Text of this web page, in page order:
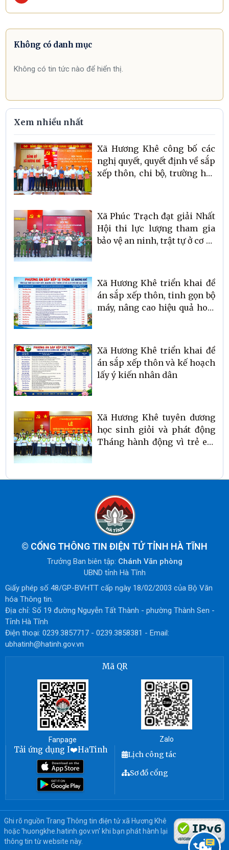
Không có danh mục
Không có tin tức nào để hiển thị.
Xem nhiều nhất
Xã Hương Khê công bố các
nghị quyết, quyết định về sắp
xếp thôn, chi bộ, trường học
Xã Phúc Trạch đạt giải Nhất
Hội thi lực lượng tham gia
bảo vệ an ninh, trật tự ở cơ sở
Xã Hương Khê triển khai đề
án sắp xếp thôn, tinh gọn bộ
máy, nâng cao hiệu quả hoạt
Xã Hương Khê triển khai đề
án sắp xếp thôn và kế hoạch
lấy ý kiến nhân dân
Xã Hương Khê tuyên dương
học sinh giỏi và phát động
Tháng hành động vì trẻ em
© CỔNG THÔNG TIN ĐIỆN TỬ TỈNH HÀ TĨNH
Trưởng Ban biên tập: Chánh Văn phòng
UBND tỉnh Hà Tĩnh
Giấy phép số 48/GP-BVHTT cấp ngày 18/02/2003 của Bộ Văn
hóa Thông tin.
Địa chỉ: Số 19 đường Nguyễn Tất Thành - phường Thành Sen -
Tỉnh Hà Tĩnh
Điện thoại: 0239.3857717 - 0239.3858381 - Email:
ubhatinh@hatinh.gov.vn
Mã QR
Fanpage Zalo
Tải ứng dụng I❤️HaTinh
Lịch công tác
Sơ đồ cổng
Ghi rõ nguồn Trang Thông tin điện tử xã Hương Khê
hoặc 'huongkhe.hatinh.gov.vn' khi bạn phát hành lại
thông tin từ website này.